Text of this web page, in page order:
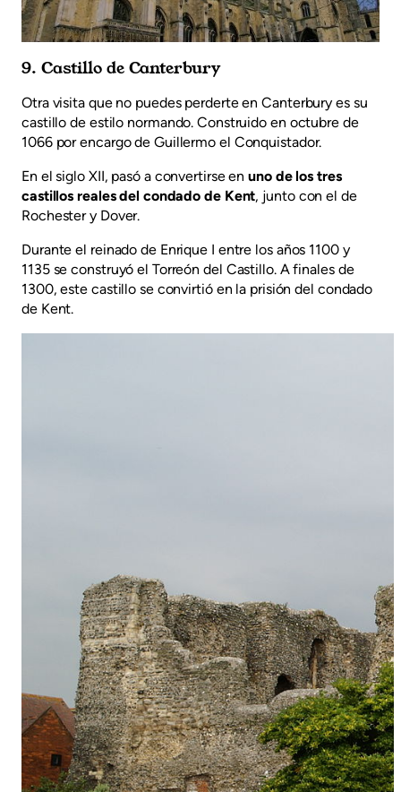
9. Castillo de Canterbury
Otra visita que no puedes perderte en Canterbury es su
castillo de estilo normando. Construido en octubre de
1066 por encargo de Guillermo el Conquistador.
En el siglo XII, pasó a convertirse enuno de los tres
castillos reales del condado de Kent, junto con el de
Rochester y Dover.
Durante el reinado de Enrique I entre los años 1100 y
1135 se construyó el Torreón del Castillo. A finales de
1300, este castillo se convirtió en la prisión del condado
de Kent.